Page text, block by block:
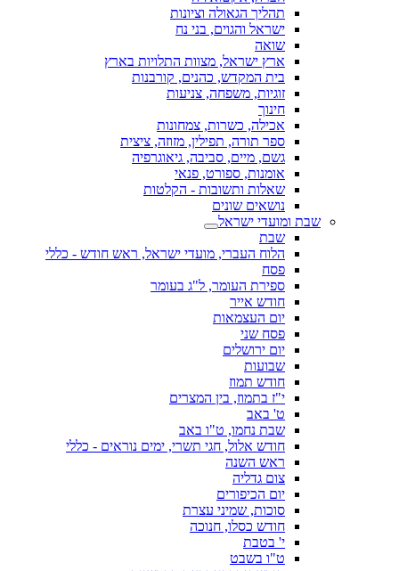
תהליך הגאולה וציונות
ישראל והגוים, בני נח
שואה
ארץ ישראל, מצוות התלויות בארץ
בית המקדש, כהנים, קורבנות
זוגיות, משפחה, צניעות
חינוך
אכילה, כשרות, צמחונות
ספר תורה, תפילין, מזוזה, ציצית
גשם, מיים, סביבה, גיאוגרפיה
אומנות, ספורט, פנאי
שאלות ותשובות - הקלטות
נושאים שונים
שבת ומועדי ישראל
שבת
הלוח העברי, מועדי ישראל, ראש חודש - כללי
פסח
ספירת העומר, ל"ג בעומר
חודש אייר
יום העצמאות
פסח שני
יום ירושלים
שבועות
חודש תמוז
י"ז בתמוז, בין המצרים
ט' באב
שבת נחמו, ט"ו באב
חודש אלול, חגי תשרי, ימים נוראים - כללי
ראש השנה
צום גדליה
יום הכיפורים
סוכות, שמיני עצרת
חודש כסלו, חנוכה
י' בטבת
ט"ו בשבט